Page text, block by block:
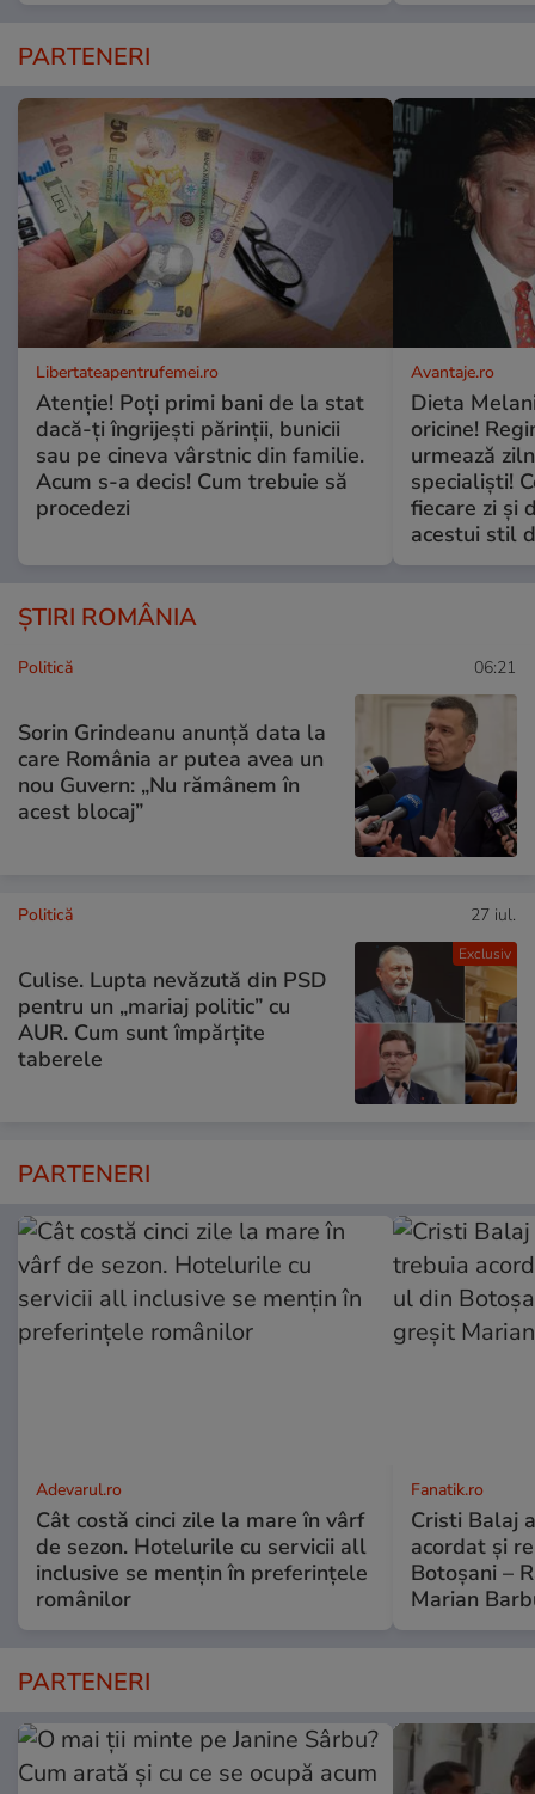
PARTENERI
Libertateapentrufemei.ro
Atenție! Poți primi bani de la stat
dacă-ți îngrijești părinții, bunicii
sau pe cineva vârstnic din familie.
Acum s-a decis! Cum trebuie să
procedezi
Avantaje.ro
Dieta
oricine!
urmează
specialiști!
fiecare zi și
acestui stil
ȘTIRI ROMÂNIA
Politică 06:21
Sorin Grindeanu anunță data la
care România ar putea avea un
nou Guvern: „Nu rămânem în
acest blocaj”
Exclusiv
Politică 27 iul.
Culise. Lupta nevăzută din PSD
pentru un „mariaj politic” cu
AUR. Cum sunt împărțite
taberele
PARTENERI
Adevarul.ro
Cât costă cinci zile la mare în vârf
de sezon. Hotelurile cu servicii all
inclusive se mențin în preferințele
românilor
Fanatik.ro
Cristi Balaj
acordat și
Botoșani –
Marian
PARTENERI